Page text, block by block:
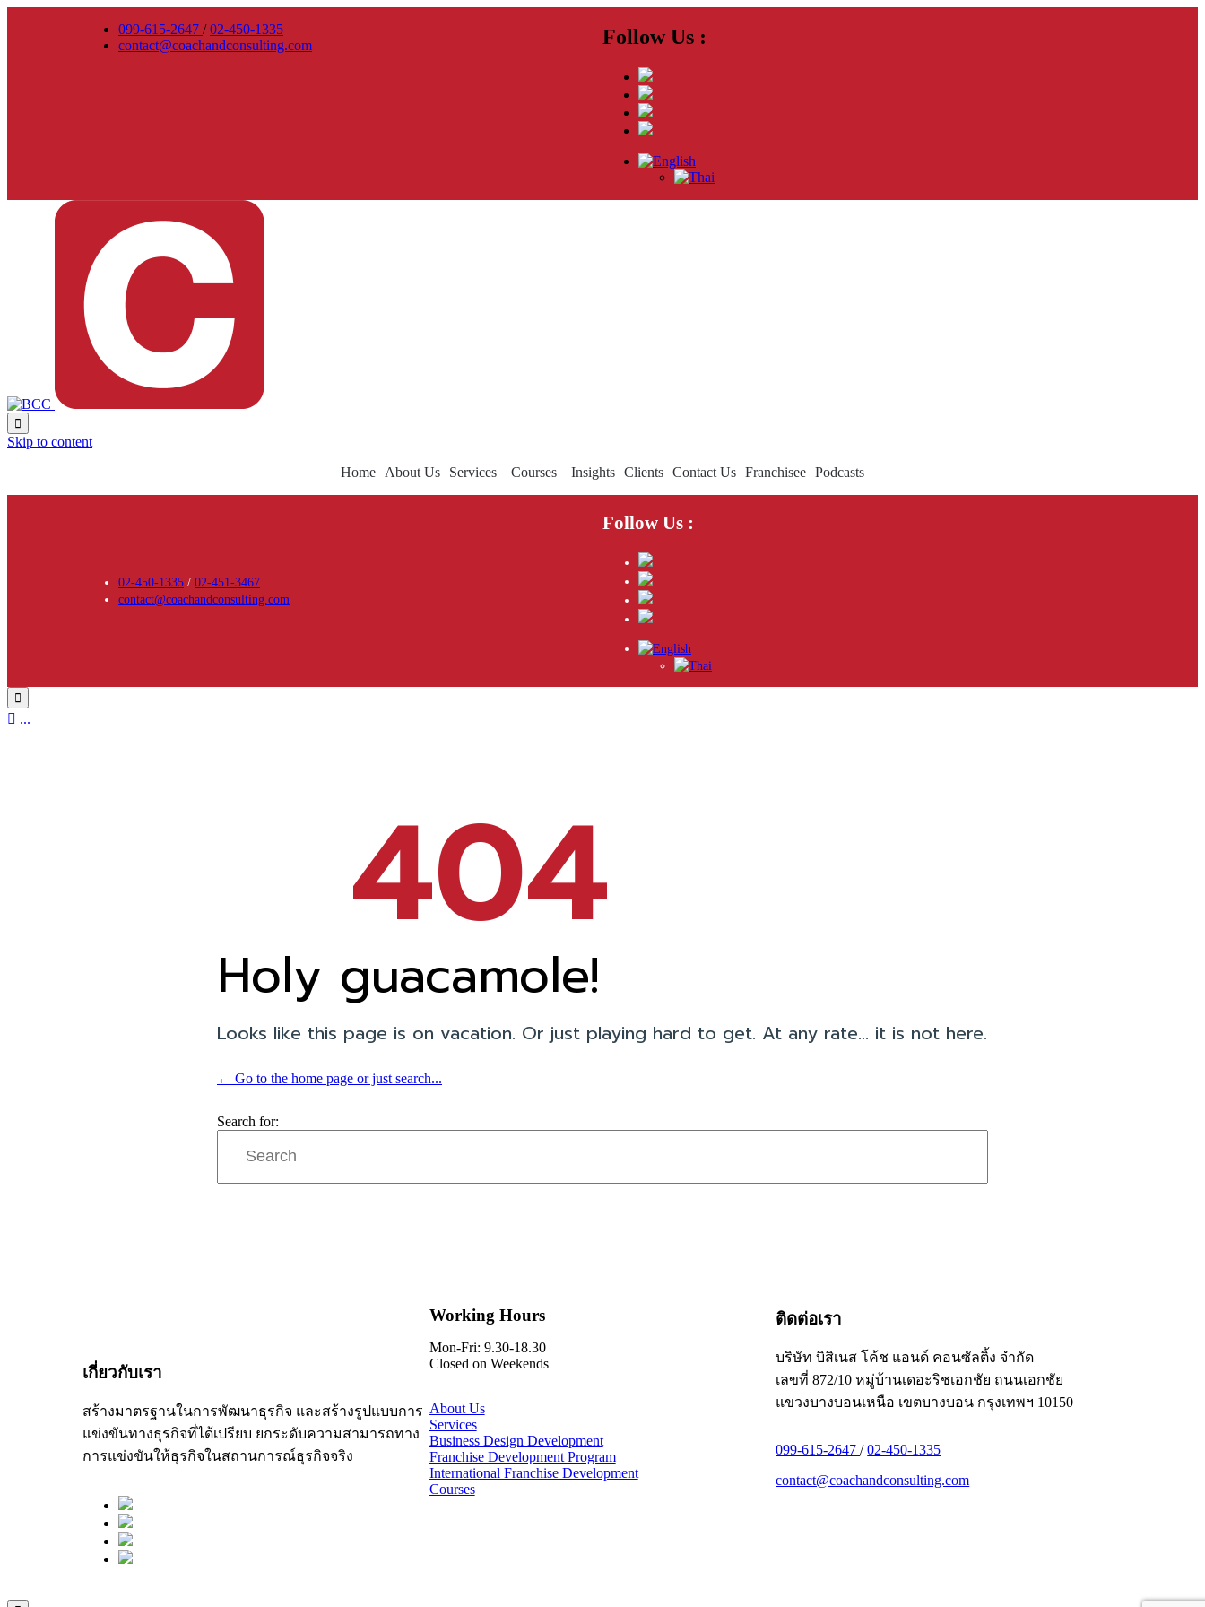
099-615-2647 /02-450-1335
contact@coachandconsulting.com
Follow Us :

Skip to content
Home
About Us Services Courses Insights Clients Contact Us Franchisee Podcasts
02-450-1335 / 02-451-3467
contact@coachandconsulting.com
Follow Us :

 ...
404
Holy guacamole!
Looks like this page is on vacation. Or just playing hard to get. At any rate... it is not here.
← Go to the home page or just search...
Search for:
เกี่ยวกับเรา
สร้างมาตรฐานในการพัฒนาธุรกิจ และสร้างรูปแบบการ
แข่งขันทางธุรกิจที่ได้เปรียบ ยกระดับความสามารถทาง
การแข่งขันให้ธุรกิจในสถานการณ์ธุรกิจจริง
Working Hours
Mon-Fri: 9.30-18.30
Closed on Weekends
About Us
Services
Business Design Development
Franchise Development Program
International Franchise Development
Courses
ติดต่อเรา
บริษัท บิสิเนส โค้ช แอนด์ คอนซัลติ้ง จำกัด
เลขที่ 872/10 หมู่บ้านเดอะริชเอกชัย ถนนเอกชัย
แขวงบางบอนเหนือ เขตบางบอน กรุงเทพฯ 10150
099-615-2647/02-450-1335
contact@coachandconsulting.com